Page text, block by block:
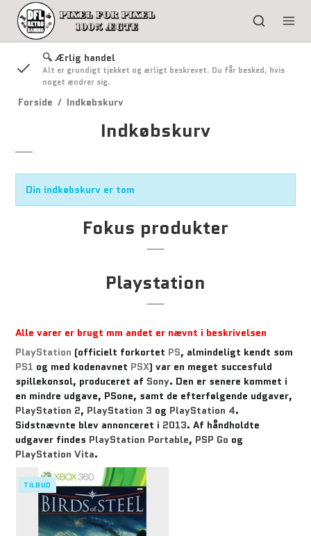
🔍 Ærlig handel
Alt er grundigt tjekket og ærligt beskrevet. Du får besked, hvis
noget ændrer sig.
Forside / Indkøbskurv
Indkøbskurv
Din indkøbskurv er tom
Fokus produkter
Playstation
Alle varer er brugt mm andet er nævnt i beskrivelsen
PlayStation (officielt forkortet PS, almindeligt kendt som
PS1 og med kodenavnet PSX) var en meget succesfuld
spillekonsol, produceret af Sony. Den er senere kommet i
en mindre udgave, PSone, samt de efterfølgende udgaver,
PlayStation 2, PlayStation 3 og PlayStation 4.
Sidstnævnte blev annonceret i 2013. Af håndholdte
udgaver findes PlayStation Portable, PSP Go og
PlayStation Vita.
TILBUD